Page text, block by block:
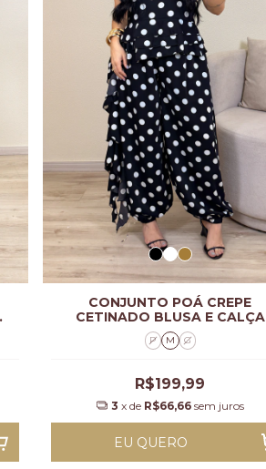
CONJUNTO POÁ CREPE
CETINADO BLUSA E CALÇA
FEMININO ANA
P M G
R$199,99
3 x de R$66,66 sem juros
EU QUERO